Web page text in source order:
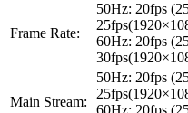
Frame Rate:
50Hz: 20fps
60Hz: 20fps
Main Stream:
50Hz: 20fps